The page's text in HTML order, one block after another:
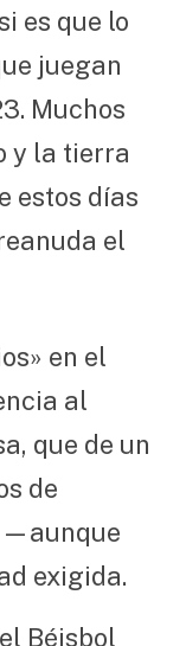
es que lo
juegan
Muchos
y la tierra
estos días
el
en el
al
que de un
de
—aunque
exigida.
Béisbol